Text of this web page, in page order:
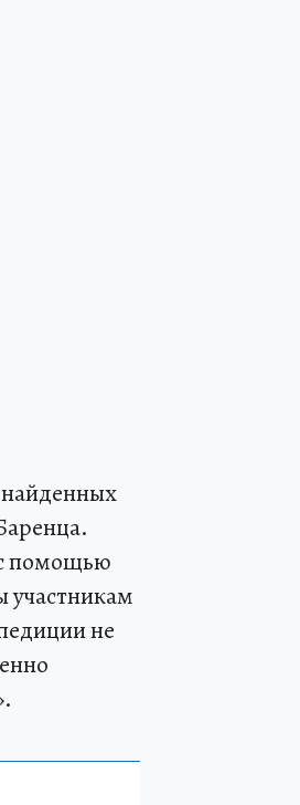
помощью
участникам
не